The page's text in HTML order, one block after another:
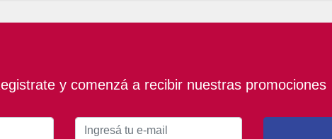
y comenzá a recibir nuestras promociones